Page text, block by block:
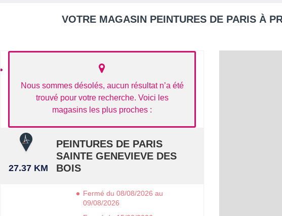
VOTRE MAGASIN PEINTURES DE PARIS À
Nous sommes désolés, aucun résultat n’a été
trouvé pour votre recherche. Voici les
magasins les plus proches :
27.37 KM
PEINTURES DE PARIS
SAINTE GENEVIEVE DES
BOIS
Fermé du 08/08/2026 au
09/08/2026